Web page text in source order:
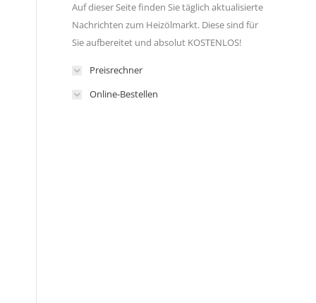
Auf dieser Seite finden Sie täglich aktualisierte
Nachrichten zum Heizölmarkt. Diese sind für
Sie aufbereitet und absolut KOSTENLOS!
Preisrechner
Online-Bestellen